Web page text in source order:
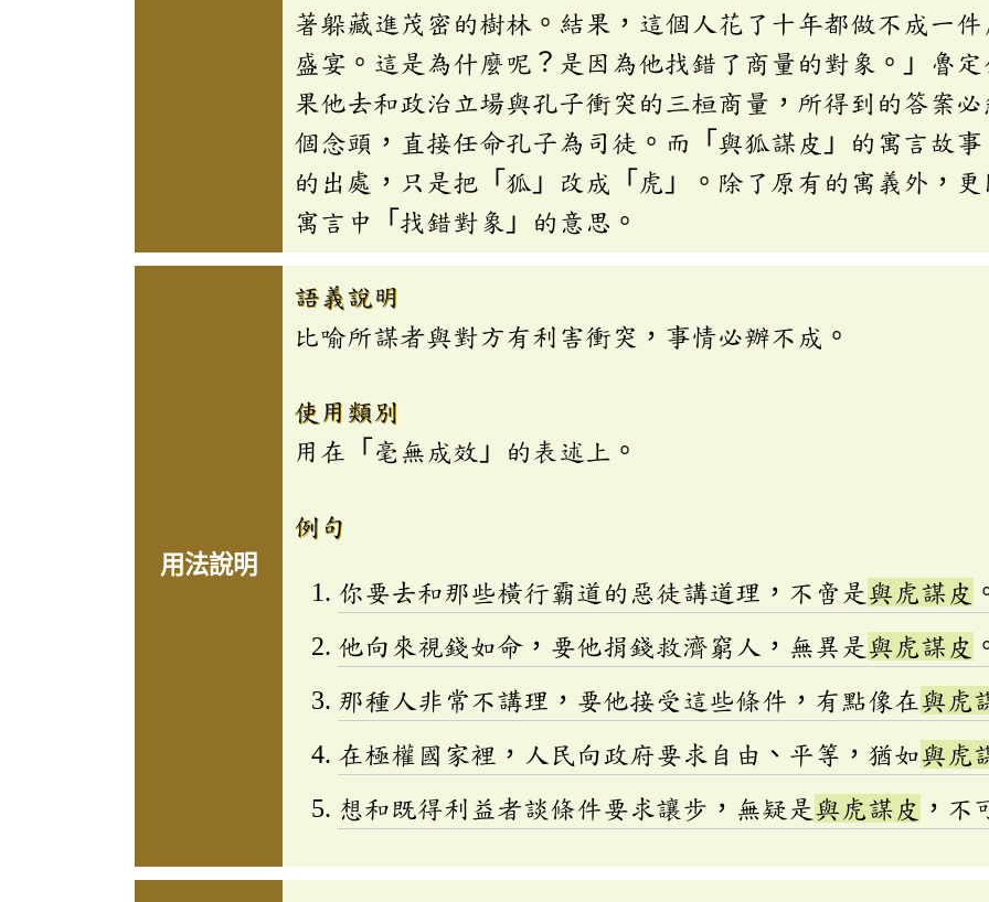
著躲藏進茂密的樹林。結果，這個人花了十年都做不成一
盛宴。這是為什麼呢？是因為他找錯了商量的對象。」魯
果他去和政治立場與孔子衝突的三桓商量，所得到的答案
個念頭，直接任命孔子為司徒。而「與狐謀皮」的寓言故
的出處，只是把「狐」改成「虎」。除了原有的寓義外，
寓言中「找錯對象」的意思。
用法說明
語義說明
比喻所謀者與對方有利害衝突，事情必辦不成。
使用類別
用在「毫無成效」的表述上。
例句
你要去和那些橫行霸道的惡徒講道理，不啻是與虎謀皮
他向來視錢如命，要他捐錢救濟窮人，無異是與虎謀皮
那種人非常不講理，要他接受這些條件，有點像在與虎
在極權國家裡，人民向政府要求自由、平等，猶如與虎
想和既得利益者談條件要求讓步，無疑是與虎謀皮 ，不